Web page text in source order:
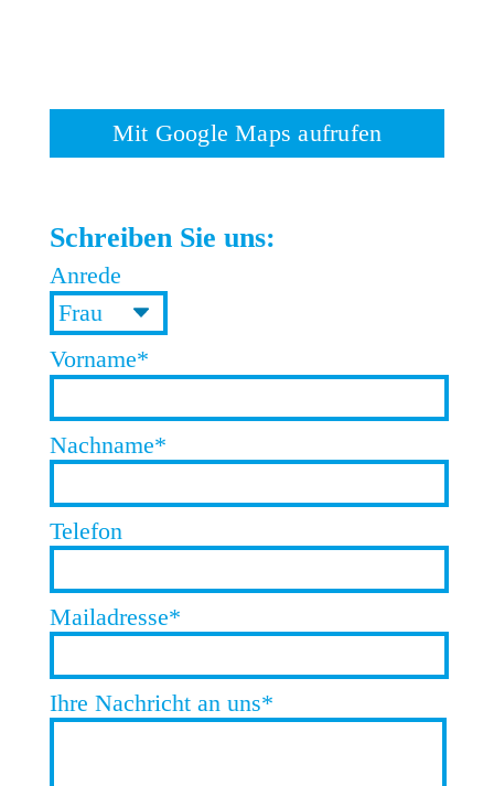
Mit Google Maps aufrufen
Schreiben Sie uns:
Anrede
Vorname*
Nachname*
Telefon
Mailadresse*
Ihre Nachricht an uns*